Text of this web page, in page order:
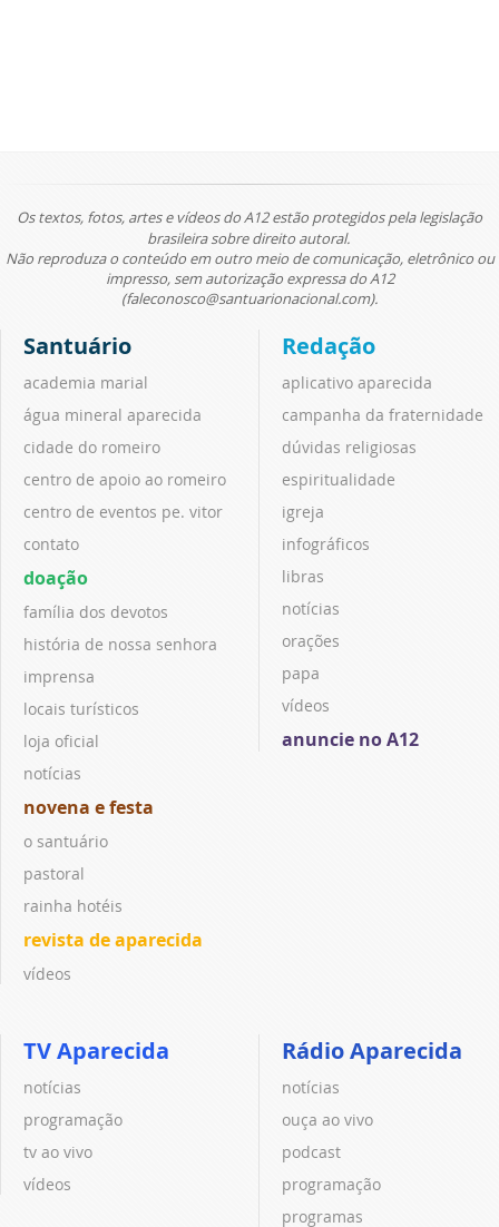
Os textos, fotos, artes e vídeos do A12 estão protegidos pela legislação
brasileira sobre direito autoral.
Não reproduza o conteúdo em outro meio de comunicação, eletrônico ou
impresso, sem autorização expressa do A12
(faleconosco@santuarionacional.com).
Santuário
academia marial
água mineral aparecida
cidade do romeiro
centro de apoio ao romeiro
centro de eventos pe. vitor
contato
doação
família dos devotos
história de nossa senhora
imprensa
locais turísticos
loja oficial
notícias
novena e festa
o santuário
pastoral
rainha hotéis
revista de aparecida
vídeos
Redação
aplicativo aparecida
campanha da fraternidade
dúvidas religiosas
espiritualidade
igreja
infográficos
libras
notícias
orações
papa
vídeos
anuncie no A12
TV Aparecida
notícias
programação
tv ao vivo
vídeos
Rádio Aparecida
notícias
ouça ao vivo
podcast
programação
programas